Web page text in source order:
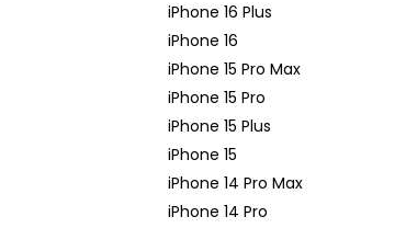
iPhone 16 Plus
iPhone 16
iPhone 15 Pro Max
iPhone 15 Pro
iPhone 15 Plus
iPhone 15
iPhone 14 Pro Max
iPhone 14 Pro
APPLE USB-C / USB-C DÁTOVÝ KÁBEL
(2M) MLL82ZM/A - ORIGINAL APPLE
15,90 €
Pôvodne: 21,90 €